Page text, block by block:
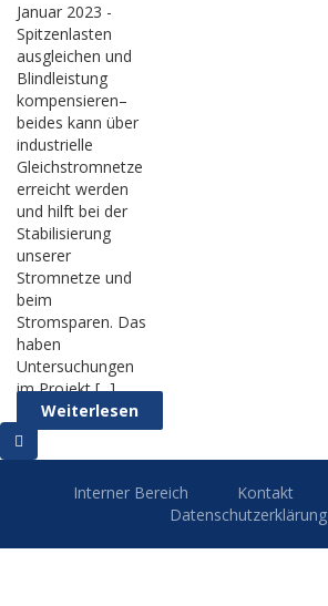
Januar 2023 -
Spitzenlasten
ausgleichen und
Blindleistung
kompensieren–
beides kann über
industrielle
Gleichstromnetze
erreicht werden
und hilft bei der
Stabilisierung
unserer
Stromnetze und
beim
Stromsparen. Das
haben
Untersuchungen
im Projekt [...]
Weiterlesen
Interner Bereich Kontakt
Datenschutzerklärung